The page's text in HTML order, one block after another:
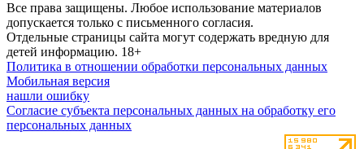
Все права защищены. Любое использование материалов
допускается только с письменного согласия.
Отдельные страницы сайта могут содержать вредную для
детей информацию. 18+
Политика в отношении обработки персональных данных
Мобильная версия
нашли ошибку
Согласие субъекта персональных данных на обработку его
персональных данных